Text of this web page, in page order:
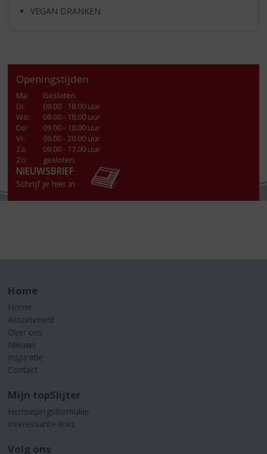
VEGAN DRANKEN
Openingstijden
Ma:
Gesloten
Di:
09.00 - 18.00 uur
Wo:
09.00 - 18.00 uur
Do:
09.00 - 18.00 uur
Vr:
09.00 - 20.00 uur
Za:
09.00 - 17.00 uur
Zo:
gesloten
NIEUWSBRIEF
Schrijf je hier in
Home
Home
Assortiment
Over ons
Nieuws
Inspiratie
Contact
Mijn topSlijter
Herroepingsformulier
Interessante links
Volg ons